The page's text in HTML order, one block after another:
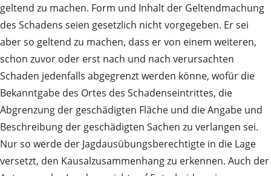
geltend zu machen. Form und Inhalt der Geltendmachung
des Schadens seien gesetzlich nicht vorgegeben. Er sei
aber so geltend zu machen, dass er von einem weiteren,
schon zuvor oder erst nach und nach verursachten
Schaden jedenfalls abgegrenzt werden könne, wofür die
Bekanntgabe des Ortes des Schadenseintrittes, die
Abgrenzung der geschädigten Fläche und die Angabe und
Beschreibung der geschädigten Sachen zu verlangen sei.
Nur so werde der Jagdausübungsberechtigte in die Lage
versetzt, den Kausalzusammenhang zu erkennen. Auch der